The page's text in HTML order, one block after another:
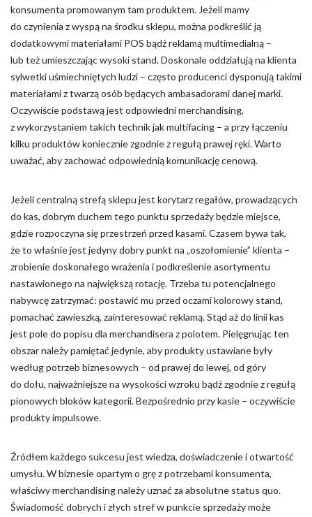
konsumenta promowanym tam produktem. Jeżeli mamy
do czynienia z wyspą na środku sklepu, można podkreślić ją
dodatkowymi materiałami POS bądź reklamą multimedialną –
lub też umieszczając wysoki stand. Doskonale oddziałują na klienta
sylwetki uśmiechniętych ludzi – często producenci dysponują takimi
materiałami z twarzą osób będących ambasadorami danej marki.
Oczywiście podstawą jest odpowiedni merchandising,
z wykorzystaniem takich technik jak multifacing – a przy łączeniu
kilku produktów koniecznie zgodnie z regułą prawej ręki. Warto
uważać, aby zachować odpowiednią komunikację cenową.
Jeżeli centralną strefą sklepu jest korytarz regałów, prowadzących
do kas, dobrym duchem tego punktu sprzedaży będzie miejsce,
gdzie rozpoczyna się przestrzeń przed kasami. Czasem bywa tak,
że to właśnie jest jedyny dobry punkt na „oszołomienie” klienta –
zrobienie doskonałego wrażenia i podkreślenie asortymentu
nastawionego na największą rotację. Trzeba tu potencjalnego
nabywcę zatrzymać: postawić mu przed oczami kolorowy stand,
pomachać zawieszką, zainteresować reklamą. Stąd aż do linii kas
jest pole do popisu dla merchandisera z polotem. Pielęgnując ten
obszar należy pamiętać jedynie, aby produkty ustawiane były
według potrzeb biznesowych – od prawej do lewej, od góry
do dołu, najważniejsze na wysokości wzroku bądź zgodnie z regułą
pionowych bloków kategorii. Bezpośrednio przy kasie – oczywiście
produkty impulsowe.
Źródłem każdego sukcesu jest wiedza, doświadczenie i otwartość
umysłu. W biznesie opartym o grę z potrzebami konsumenta,
właściwy merchandising należy uznać za absolutne status quo.
Świadomość dobrych i złych stref w punkcie sprzedaży może